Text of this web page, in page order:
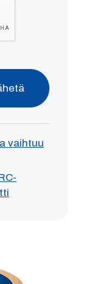
vaihtuu